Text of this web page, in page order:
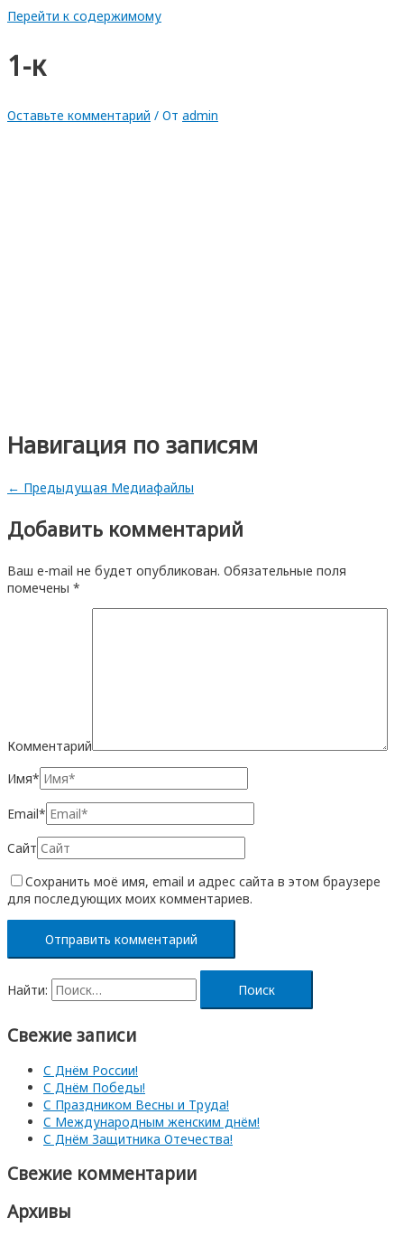
Перейти к содержимому
1-к
Оставьте комментарий / От admin
Навигация по записям
← Предыдущая Медиафайлы
Добавить комментарий
Ваш e-mail не будет опубликован. Обязательные поля
помечены *
Комментарий
Имя*
Email*
Сайт
Сохранить моё имя, email и адрес сайта в этом браузере
для последующих моих комментариев.
Найти:
Свежие записи
С Днём России!
С Днём Победы!
С Праздником Весны и Труда!
С Международным женским днём!
С Днём Защитника Отечества!
Свежие комментарии
Архивы